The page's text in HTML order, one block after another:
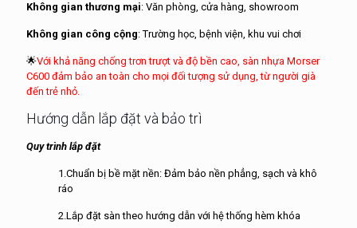
Không gian thương mại: Văn phòng, cửa hàng, showroom
Không gian công cộng: Trường học, bệnh viện, khu vui chơi
🌟Với khả năng chống trơn trượt và độ bền cao, sàn nhựa Morser
C600 đảm bảo an toàn cho mọi đối tượng sử dụng, từ người già
đến trẻ nhỏ.
Hướng dẫn lắp đặt và bảo trì
Quy trình lắp đặt
1.Chuẩn bị bề mặt nền: Đảm bảo nền phẳng, sạch và khô
ráo
2.Lắp đặt sàn theo hướng dẫn với hệ thống hèm khóa